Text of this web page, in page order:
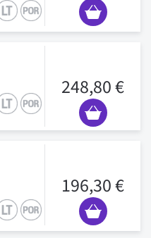
248,80 €
196,30 €